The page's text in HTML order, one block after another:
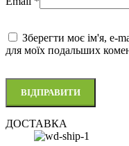
Зберегти моє ім'я, e-
для моїх подальших
ДОСТАВКА